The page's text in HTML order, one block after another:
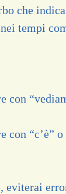
che
tempi
con
con “c’è” o
eviterai